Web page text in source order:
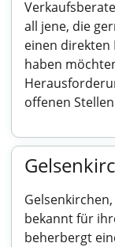
all jene, die
einen direkten
haben
offenen
bekannt für
beherbergt